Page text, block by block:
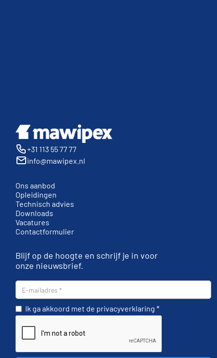
+31 113 55 77 77
info@mawipex.nl
Ons aanbod
Opleidingen
Technisch advies
Downloads
Vacatures
Contactformulier
Blijf op de hoogte en schrijf je in voor
onze nieuwsbrief.
Ik ga akkoord met de privacyverklaring *